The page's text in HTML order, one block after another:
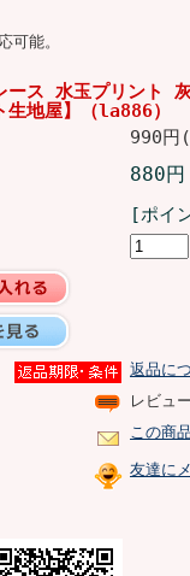
可能。
ース 水玉プリント
生地屋】（la886）
990円
880円
[ポイ
返品に
レビュ
この商
友達に